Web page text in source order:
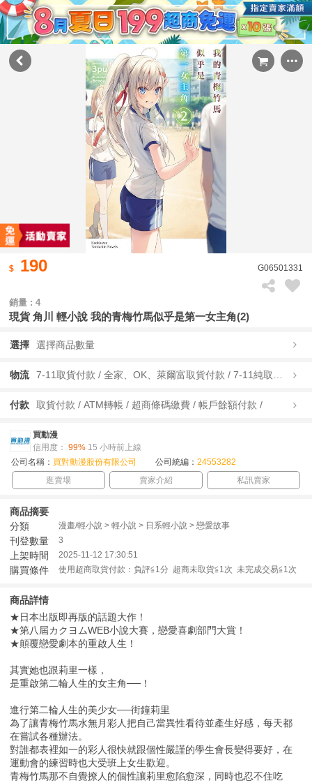
190 G06501331
銷量 : 4
現貨 角川 輕小說 我的青梅竹馬似乎是第一女主角(2)
選擇 選擇商品數量
物流
付款 取貨付款 / ATM轉帳 / 超商條碼繳費 / 帳戶餘額付款 /
買動漫
信用度： 99% 15 小時前上線
公司名稱： 買對動漫股份有限公司 公司統編： 24553282
逛賣場
賣家介紹 私訊賣家
商品摘要
分類
漫畫/輕小說 > 輕小說 > 日系輕小說 > 戀愛故事
刊登數量 3
上架時間 2025-11-12 17:30:51
購買條件 使用超商取貨付款：負評≦1分 超商未取貨≦1次 未完成交易≦1次
商品詳情
★日本出版即再版的話題大作！
★第八屆カクヨムWEB小說大賽，戀愛喜劇部門大賞！
★顛覆戀愛劇本的重啟人生！
其實她也跟莉里一樣，
是重啟第二輪人生的女主角──！
進行第二輪人生的美少女──街鐘莉里
為了讓青梅竹馬水無月彩人把自己當異性看待並產生好感，每天都
在嘗試各種辦法。
對誰都表裡如一的彩人很快就跟個性嚴謹的學生會長變得要好，在
運動會的練習時也大受班上女生歡迎。
青梅竹馬那不自覺撩人的個性讓莉里愈陷愈深，同時也忍不住吃